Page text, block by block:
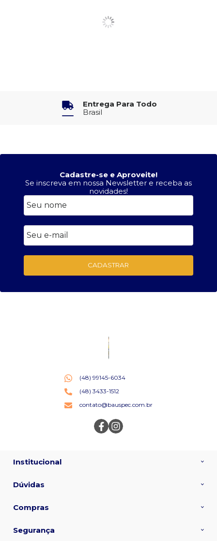
Entrega Para Todo
Brasil
Cadastre-se e Aproveite!
Se inscreva em nossa Newsletter e receba as
novidades!
CADASTRAR
(48) 99145-6034
(48) 3433-1512
contato@bauspec.com.br
Institucional
Dúvidas
Compras
Segurança